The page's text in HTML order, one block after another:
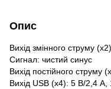
Опис
Вихід змінного струму
Сигнал: чистий синус
Вихід постійного
Вихід USB (x4): 5 В/2,4 А,